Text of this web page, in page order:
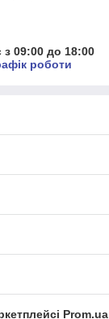
09:00 до 18:00
роботи
Prom.ua